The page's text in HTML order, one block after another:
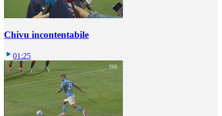
Chivu incontentabile
01:25